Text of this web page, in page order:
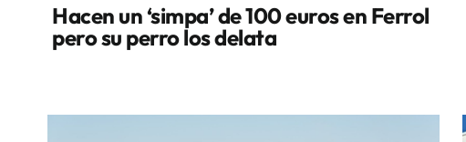
Hacen un ‘simpa’ de 100 euros en Ferrol
pero su perro los delata